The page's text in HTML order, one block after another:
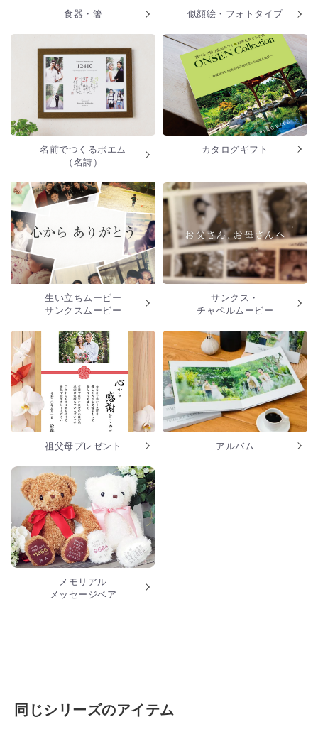
食器・箸 似顔絵・フォトタイプ
名前でつくるポエム
（名詩）
カタログギフト
生い立ちムービー
サンクスムービー
サンクス・
チャペルムービー
祖父母プレゼント アルバム
メモリアル
メッセージベア
同じシリーズのアイテム